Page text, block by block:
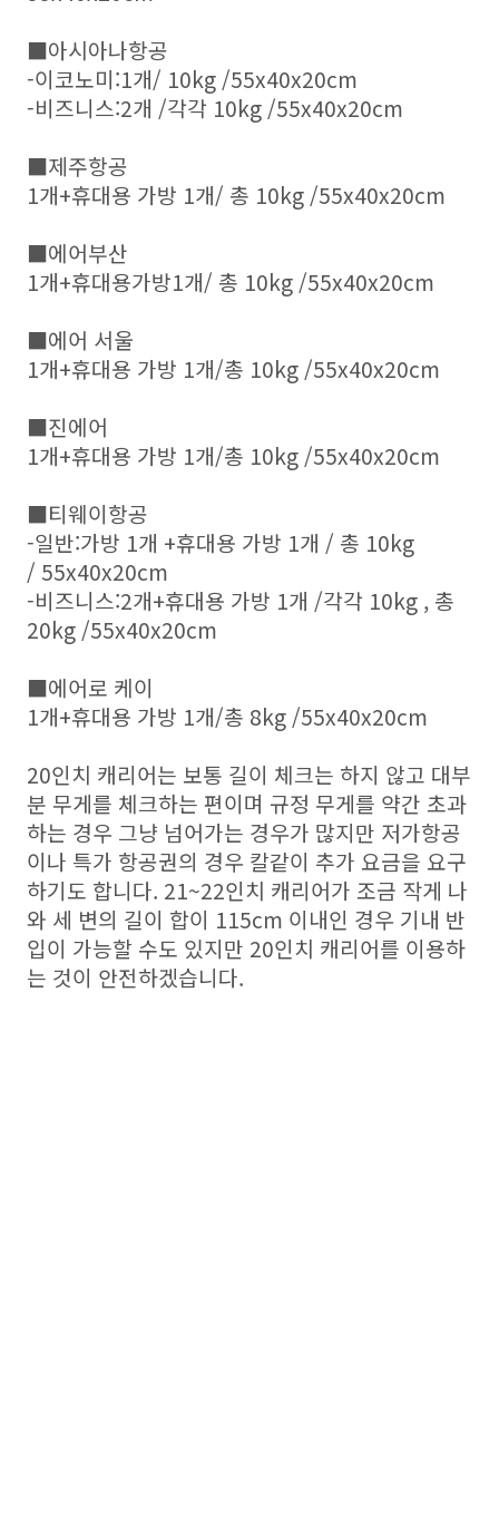
■아시아나항공
-이코노미:1개/ 10kg /55x40x20cm
-비즈니스:2개 /각각 10kg /55x40x20cm
■제주항공
1개+휴대용 가방 1개/ 총 10kg /55x40x20cm
■에어부산
1개+휴대용가방1개/ 총 10kg /55x40x20cm
■에어 서울
1개+휴대용 가방 1개/총 10kg /55x40x20cm
■진에어
1개+휴대용 가방 1개/총 10kg /55x40x20cm
■티웨이항공
-일반:가방 1개 +휴대용 가방 1개 / 총 10kg
/ 55x40x20cm
-비즈니스:2개+휴대용 가방 1개 /각각 10kg , 총
20kg /55x40x20cm
■에어로 케이
1개+휴대용 가방 1개/총 8kg /55x40x20cm
20인치 캐리어는 보통 길이 체크는 하지 않고 대부
분 무게를 체크하는 편이며 규정 무게를 약간 초과
하는 경우 그냥 넘어가는 경우가 많지만 저가항공
이나 특가 항공권의 경우 칼같이 추가 요금을 요구
하기도 합니다. 21~22인치 캐리어가 조금 작게 나
와 세 변의 길이 합이 115cm 이내인 경우 기내 반
입이 가능할 수도 있지만 20인치 캐리어를 이용하
는 것이 안전하겠습니다.